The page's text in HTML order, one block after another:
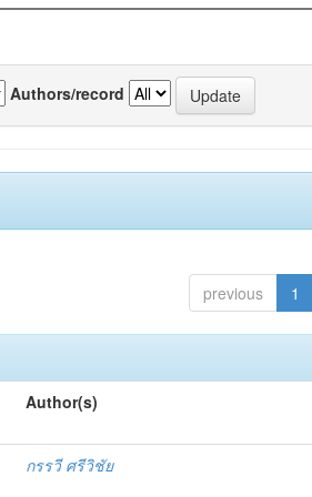
Authors/record
previous 1
Author(s)
กรรวี ศรีวิชัย